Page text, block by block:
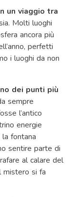
un viaggio tra
Molti luoghi
ancora più
perfetti
i luoghi da non
dei punti più
sempre
l’antico
energie
fontana
sentire parte di
al calare del
mistero si fa